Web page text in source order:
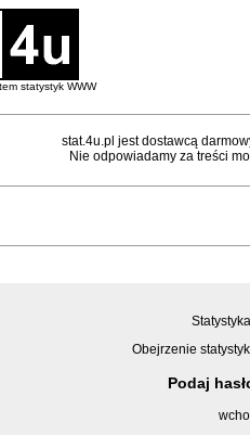
statystyk WWW
stat.4u.pl jest dostawcą
Nie odpowiadamy za treści
Obejrzenie
Podaj